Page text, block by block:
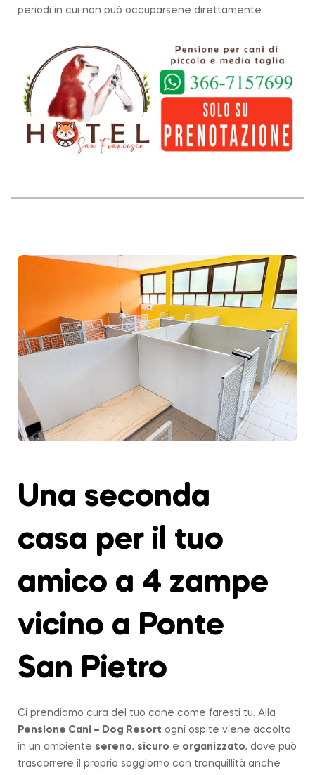
periodi in cui non può occuparsene direttamente.
Una seconda
casa per il tuo
amico a 4 zampe
vicino a Ponte
San Pietro
Ci prendiamo cura del tuo cane come faresti tu. Alla
Pensione Cani – Dog Resort ogni ospite viene accolto
in un ambiente sereno, sicuro e organizzato, dove può
trascorrere il proprio soggiorno con tranquillità anche